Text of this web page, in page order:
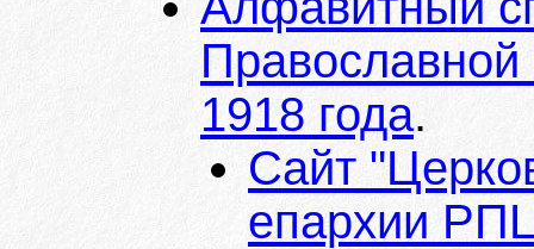
1918 года.
Сайт
епархии